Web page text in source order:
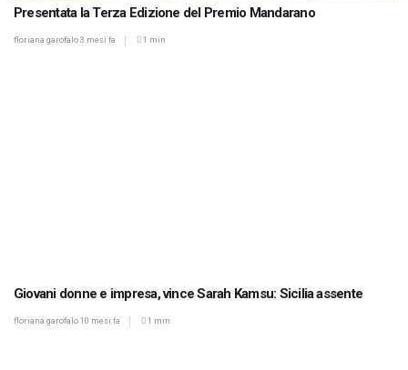
Presentata la Terza Edizione del Premio Mandarano
floriana garofalo 3 mesi fa 1 min
Giovani donne e impresa, vince Sarah Kamsu: Sicilia assente
floriana garofalo 10 mesi fa 1 min